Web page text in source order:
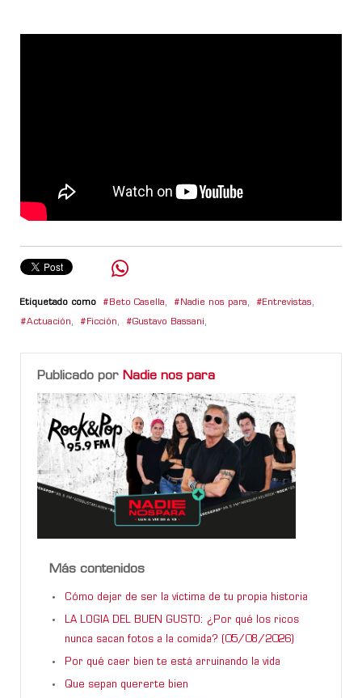
Etiquetado como Beto Casella, Nadie nos para, Entrevistas,
Actuación, Ficción, Gustavo Bassani,
Publicado por Nadie nos para
Más contenidos
Cómo dejar de ser la víctima de tu propia historia
LA LOGIA DEL BUEN GUSTO: ¿Por qué los ricos
nunca sacan fotos a la comida? (05/08/2026)
Por qué caer bien te está arruinando la vida
Que sepan quererte bien